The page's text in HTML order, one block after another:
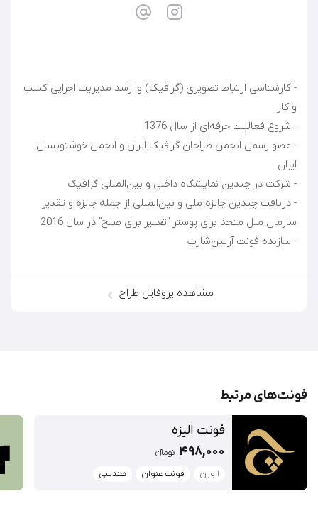
- کارشناسی ارتباط تصویری (گرافیک) و ارشد مدیریت اجرایی کسب
- عضو رسمی انجمن طراحان گرافیک ایران و انجمن خوشنویسان
- دریافت چندین جایزه ملی و بین‌المللی از جمله جایزه و تقدیر
- سازنده فونت آرتین‌شارپ
مشاهده پروفایل طراح
فونت‌‌های مرتبط
فونت الیزه
498,000 تومان‫ء‬‫
1 وزن
فونت عنوان هندسی